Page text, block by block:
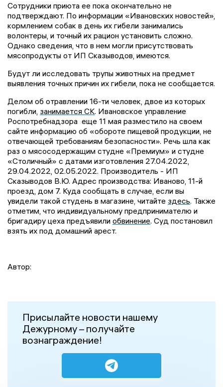
Сотрудники приюта ее пока окончательно не
подтверждают. По информации «Ивановских новостей»,
кормлением собак в день их гибели занимались
волонтеры, и точный их рацион установить сложно.
Однако сведения, что в нем могли присутствовать
мясопродукты от ИП Сказыводов, имеются.
Будут ли исследовать трупы животных на предмет
выявления точных причин их гибели, пока не сообщается.
Делом об отравлении 16-ти человек, двое из которых
погибли, занимается СК. Ивановское управление
Роспотребнадзора еще 11 мая разместило на своем
сайте информацию об «обороте пищевой продукции, не
отвечающей требованиям безопасности». Речь шла как
раз о мясосодержащим студне «Премиум» и студне
«Столичный» с датами изготовления 27.04.2022,
29.04.2022, 02.05.2022. Производитель - ИП
Сказыводов В.Ю. Адрес производства: Иваново, 11-й
проезд, дом 7. Куда сообщать в случае, если вы
увидели такой студень в магазине, читайте здесь. Также
отметим, что индивидуальному предпринимателю и
бригадиру цеха предъявили обвинение. Суд постановил
взять их под домашний арест.
Автор:
Присылайте новости нашему
Дежурному – получайте
вознаграждение!